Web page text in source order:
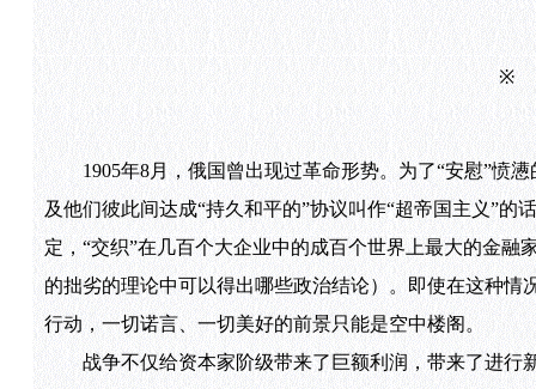
1905年8月，俄国曾出现过革命形势。为了“安慰”愤懑
及他们彼此间达成“持久和平的”协议叫作“超帝国主义”
定，“交织”在几百个大企业中的成百个世界上最大的金
的拙劣的理论中可以得出哪些政治结论）。即使在这种
行动，一切诺言、一切美好的前景只能是空中楼阁。
战争不仅给资本家阶级带来了巨额利润，带来了进行